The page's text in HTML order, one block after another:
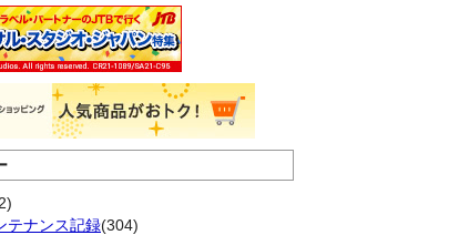
テナンス記録(304)